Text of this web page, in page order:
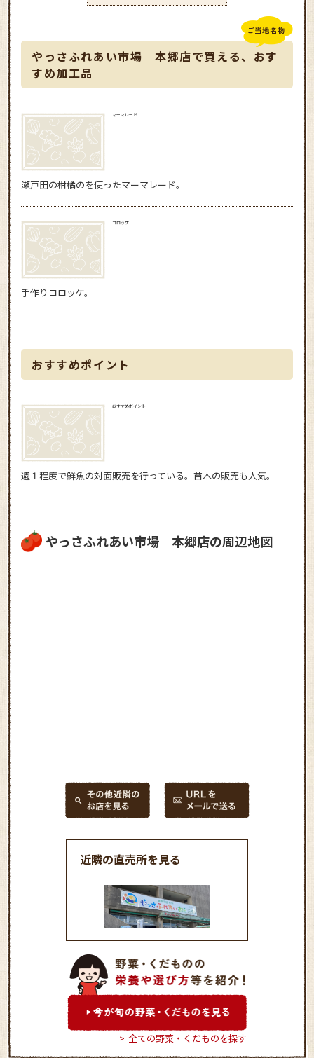
やっさふれあい市場 本郷店で買える、おす
すめ加工品
マーマレード
瀬戸田の柑橘のを使ったマーマレード。
コロッケ
手作りコロッケ。
おすすめポイント
おすすめポイント
週１程度で鮮魚の対面販売を行っている。苗木の販売も人気。
やっさふれあい市場 本郷店の周辺地図
近隣の直売所を見る
やっさふれあい市場 三原
店
全ての野菜・くだものを探す